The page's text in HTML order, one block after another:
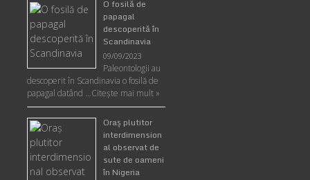
O fosilă de
papagal
descoperită în
Scandinavia
09/09/2023
Paleontologii au
descoperit în Scandinavia o fosilă de
papagal datând …Citește mai mult »
Oraş plutitor
interdimension
al observat de
sute de oameni
în Nigeria